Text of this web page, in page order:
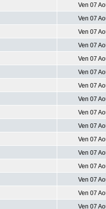
Ven 07
Ven 07
Ven 07
Ven 07
Ven 07
Ven 07
Ven 07
Ven 07
Ven 07
Ven 07
Ven 07
Ven 07
Ven 07
Ven 07
Ven 07
Ven 07